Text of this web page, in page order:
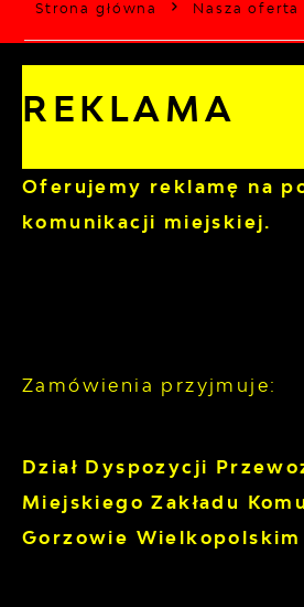
Strona główna Nasza oferta
REKLAMA
Oferujemy reklamę na
komunikacji miejskiej.
Zamówienia przyjmuje:
Dział Dyspozycji
Miejskiego Zakładu
Gorzowie Wielkopolskim